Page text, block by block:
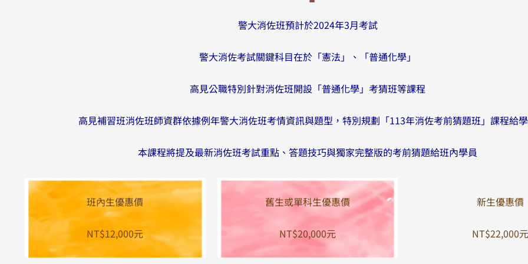
警大消佐班預計於2024年3月考試
警大消佐考試關鍵科目在於「憲法」、「普通化學」
高見公職特別針對消佐班開設「普通化學」考猜班等課程
高見補習班消佐班師資群依據例年警大消佐班考情資訊與題型，特別規劃「113年消佐考前猜題班」課程給
本課程將提及最新消佐班考試重點、答題技巧與獨家完整版的考前猜題給班內學員
班內生優惠價
NT$12,000元
舊生或單科生優惠價
NT$20,000元
新生優惠價
NT$22,000元